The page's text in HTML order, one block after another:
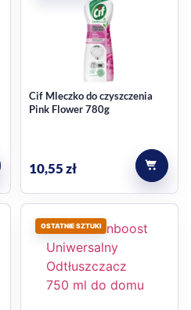
Cif Mleczko do czyszczenia
Pink Flower 780g
10,55zł
OSTATNIE SZTUKI